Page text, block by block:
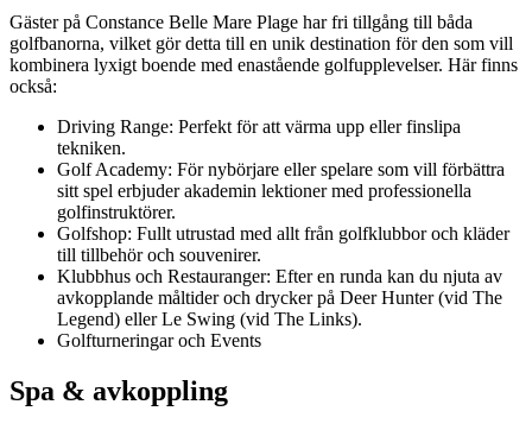
Gäster på Constance Belle Mare Plage har fri tillgång till båda
golfbanorna, vilket gör detta till en unik destination för den som vill
kombinera lyxigt boende med enastående golfupplevelser. Här finns
också:
Driving Range: Perfekt för att värma upp eller finslipa
tekniken.
Golf Academy: För nybörjare eller spelare som vill förbättra
sitt spel erbjuder akademin lektioner med professionella
golfinstruktörer.
Golfshop: Fullt utrustad med allt från golfklubbor och kläder
till tillbehör och souvenirer.
Klubbhus och Restauranger: Efter en runda kan du njuta av
avkopplande måltider och drycker på Deer Hunter (vid The
Legend) eller Le Swing (vid The Links).
Golfturneringar och Events
Spa & avkoppling